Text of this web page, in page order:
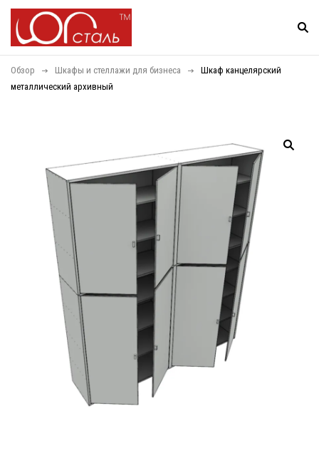
Обзор Шкафы и стеллажи для бизнеса
Шкаф канцелярский
металлический архивный